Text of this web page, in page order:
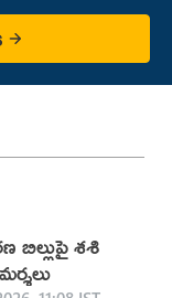
బిల్లుపై శశి